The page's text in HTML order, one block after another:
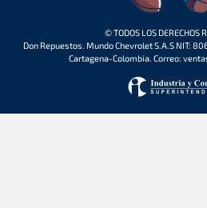
© TODOS LOS DERECHOS
Don Repuestos. Mundo Chevrolet S.A.S NIT:
Cartagena-Colombia. Correo: